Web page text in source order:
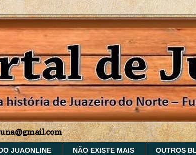
JUAONLINE NÃO EXISTE MAIS OUTROS